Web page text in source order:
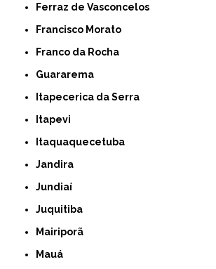
Ferraz de Vasconcelos
Francisco Morato
Franco da Rocha
Guararema
Itapecerica da Serra
Itapevi
Itaquaquecetuba
Jandira
Jundiaí
Juquitiba
Mairiporã
Mauá